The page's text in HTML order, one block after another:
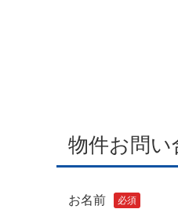
物件お問い
お名前 必須